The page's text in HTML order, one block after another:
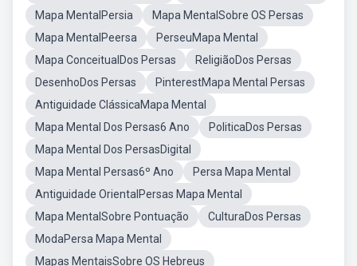
Mapa MentalPersia
Mapa MentalSobre OS Persas
Mapa MentalPeersa
PerseuMapa Mental
Mapa ConceitualDos Persas
ReligiãoDos Persas
DesenhoDos Persas
PinterestMapa Mental Persas
Antiguidade ClássicaMapa Mental
Mapa Mental Dos Persas6 Ano
PoliticaDos Persas
Mapa Mental Dos PersasDigital
Mapa Mental Persas6º Ano
Persa Mapa Mental
Antiguidade OrientalPersas Mapa Mental
Mapa MentalSobre Pontuação
CulturaDos Persas
ModaPersa Mapa Mental
Mapas MentaisSobre OS Hebreus